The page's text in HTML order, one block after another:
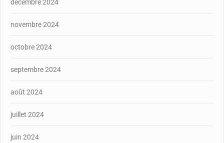
décembre 2024
novembre 2024
octobre 2024
septembre 2024
août 2024
juillet 2024
juin 2024